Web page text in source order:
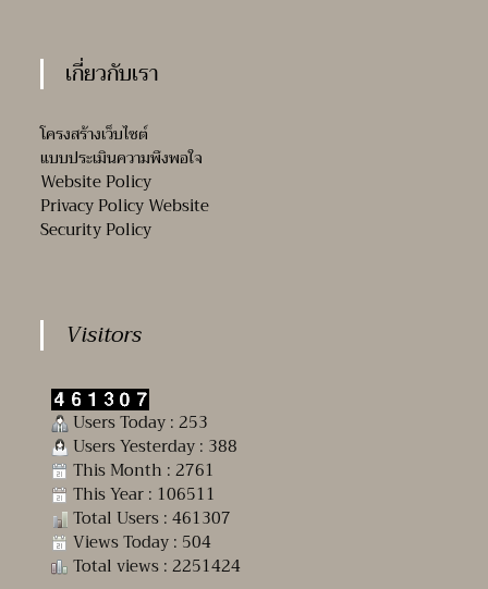
เกี่ยวกับเรา
โครงสร้างเว็บไซต์
แบบประเมินความพึงพอใจ
Website Policy
Privacy Policy Website
Security Policy
Visitors
Users Today : 253
Users Yesterday : 388
This Month : 2761
This Year : 106511
Total Users : 461307
Views Today : 504
Total views : 2251424